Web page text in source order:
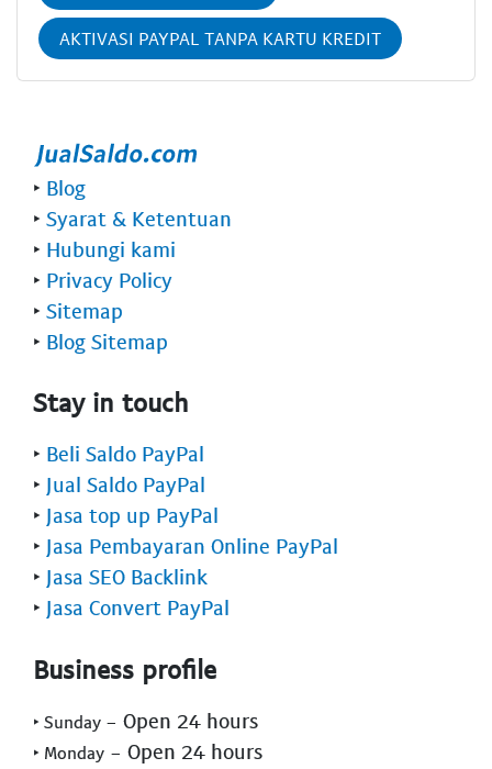
AKTIVASI PAYPAL TANPA KARTU KREDIT
‣ Blog
‣ Syarat & Ketentuan
‣ Hubungi kami
‣ Privacy Policy
‣ Sitemap
‣ Blog Sitemap
Stay in touch
‣ Beli Saldo PayPal
‣ Jual Saldo PayPal
‣ Jasa top up PayPal
‣ Jasa Pembayaran Online PayPal
‣ Jasa SEO Backlink
‣ Jasa Convert PayPal
Business profile
‣ Sunday - Open 24 hours
‣ Monday - Open 24 hours